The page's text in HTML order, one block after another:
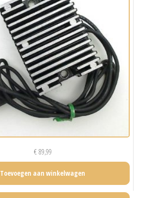
€89,99
Toevoegen aan winkelwagen